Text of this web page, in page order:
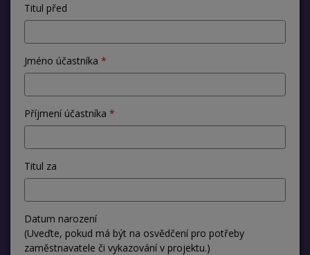
Titul před
Jméno účastníka
Příjmení účastníka
Titul za
Datum narození
(Uveďte, pokud má být na osvědčení pro potřeby
zaměstnavatele či vykazování v projektu.)